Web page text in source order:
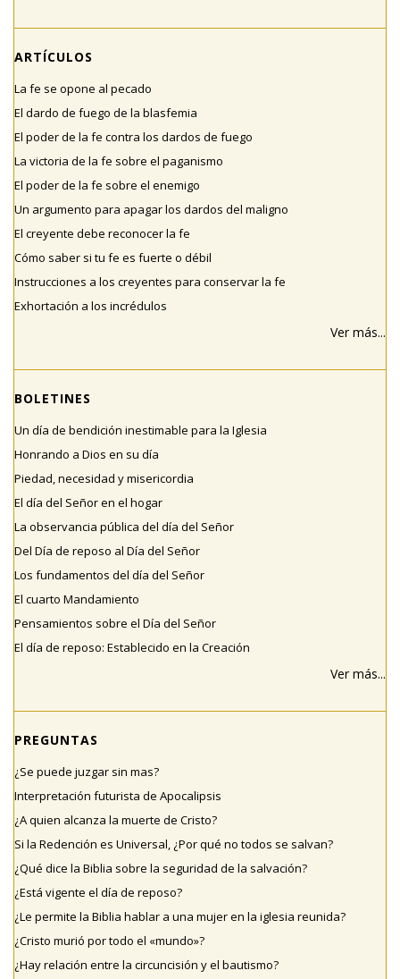
ARTÍCULOS
La fe se opone al pecado
El dardo de fuego de la blasfemia
El poder de la fe contra los dardos de fuego
La victoria de la fe sobre el paganismo
El poder de la fe sobre el enemigo
Un argumento para apagar los dardos del maligno
El creyente debe reconocer la fe
Cómo saber si tu fe es fuerte o débil
Instrucciones a los creyentes para conservar la fe
Exhortación a los incrédulos
Ver más...
BOLETINES
Un día de bendición inestimable para la Iglesia
Honrando a Dios en su día
Piedad, necesidad y misericordia
El día del Señor en el hogar
La observancia pública del día del Señor
Del Día de reposo al Día del Señor
Los fundamentos del día del Señor
El cuarto Mandamiento
Pensamientos sobre el Día del Señor
El día de reposo: Establecido en la Creación
Ver más...
PREGUNTAS
¿Se puede juzgar sin mas?
Interpretación futurista de Apocalipsis
¿A quien alcanza la muerte de Cristo?
Si la Redención es Universal, ¿Por qué no todos se salvan?
¿Qué dice la Biblia sobre la seguridad de la salvación?
¿Está vigente el día de reposo?
¿Le permite la Biblia hablar a una mujer en la iglesia reunida?
¿Cristo murió por todo el «mundo»?
¿Hay relación entre la circuncisión y el bautismo?